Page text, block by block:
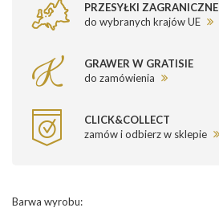
PRZESYŁKI ZAGRANICZNE
do wybranych krajów UE
GRAWER W GRATISIE
do zamówienia
CLICK&COLLECT
zamów i odbierz w sklepie
Barwa wyrobu: